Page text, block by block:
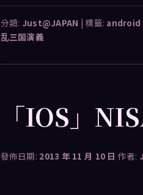
分類: Just@JAPAN | 標籤: android
乱三国演義
「IOS」
發佈日期: 2013 年 11 月 10 日 作者: